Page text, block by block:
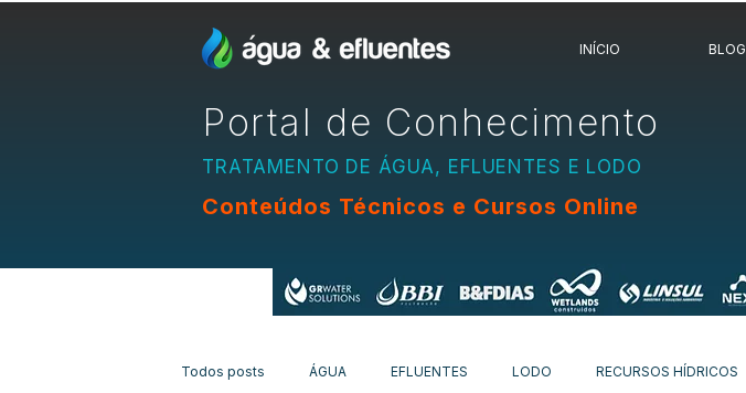
INÍCIO BLOG
Portal de Conhecimento
TRATAMENTO DE ÁGUA, EFLUENTES E LODO
Conteúdos Técnicos e Cursos Online
Todos posts ÁGUA EFLUENTES LODO RECURSOS HÍDRICOS